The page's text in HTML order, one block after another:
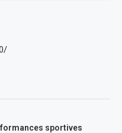
sportives